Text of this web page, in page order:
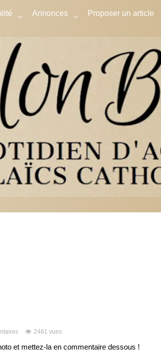
Annonces Proposer un article
2461 vues
et mettez-la en commentaire dessous !